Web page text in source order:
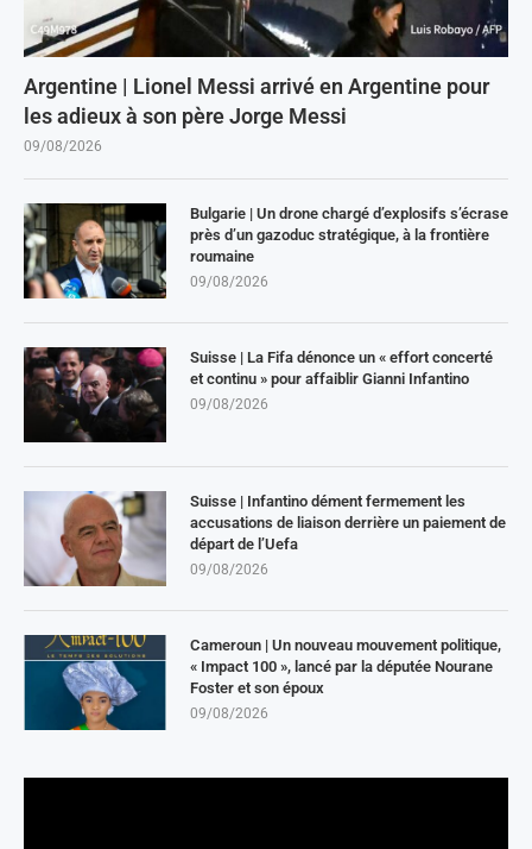
Argentine | Lionel Messi arrivé en Argentine pour
les adieux à son père Jorge Messi
09/08/2026
Bulgarie | Un drone chargé d’explosifs s’écrase
près d’un gazoduc stratégique, à la frontière
roumaine
09/08/2026
Suisse | La Fifa dénonce un « effort concerté
et continu » pour affaiblir Gianni Infantino
09/08/2026
Suisse | Infantino dément fermement les
accusations de liaison derrière un paiement de
départ de l’Uefa
09/08/2026
Cameroun | Un nouveau mouvement politique,
« Impact 100 », lancé par la députée Nourane
Foster et son époux
09/08/2026